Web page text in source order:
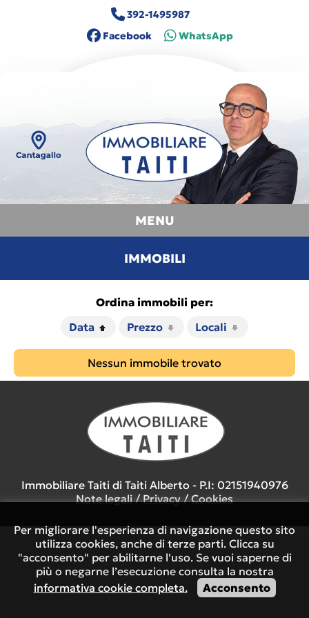
392-1495987
Facebook
WhatsApp
MENU
IMMOBILI
Ordina immobili per:
Data
Prezzo Locali
Nessun immobile trovato
Immobiliare Taiti di Taiti Alberto - P.I: 02151940976
Note legali/Privacy/Cookies
Per migliorare l'esperienza di navigazione questo sito
utilizza cookies, anche di terze parti. Clicca su
"acconsento" per abilitarne l'uso. Se vuoi saperne di
più o negarne l’esecuzione consulta la nostra
informativa cookie completa.
Acconsento